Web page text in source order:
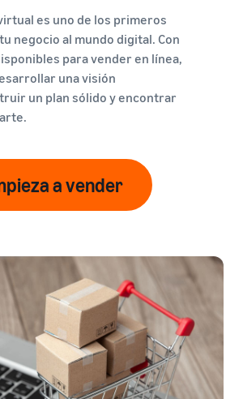
es uno de los primeros
negocio al mundo digital. Con
para vender en línea,
una visión
un plan sólido y encontrar
a vender